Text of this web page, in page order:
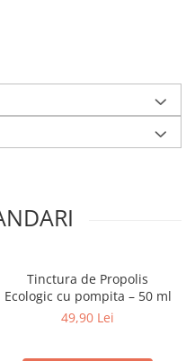
Tinctura de Propolis
Ecologic cu pompita – 50 ml
49,90 Lei